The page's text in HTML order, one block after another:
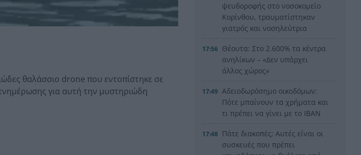
θαλάσσιο drone που εντοπίστηκε σε
για αυτή την μυστηριώδη
ψευδοροφής στο νοσοκομείο
Κορίνθου, τραυματίστηκαν
γιατρός και νοσηλεύτρια
17:56 Θέουτα: Στο 2.600% τα κέντρα
ανηλίκων – «Δεν υπάρχει
άλλος χώρος»
17:49 Αδειοδωρόσημο οικοδόμων:
Πότε μπαίνουν τα χρήματα και
τι πρέπει να γίνει με το IBAN
17:48 Πάτε διακοπές; Αυτές είναι οι
συσκευές που πρέπει